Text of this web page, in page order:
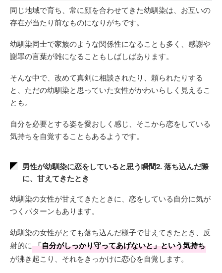
同じ地域で育ち、常に顔を合わせてきた幼馴染は、お互いの
存在が当たり前なものになりがちです。
幼馴染同士で家族のような関係性になることも多く、感謝や
謝罪の言葉が雑になることもしばしばあります。
そんな中で、改めて真剣に相談されたり、頼られたりする
と、ただの幼馴染と思っていた女性がかわいらしく見えるこ
とも。
自分を必要とする姿を愛おしく感じ、そこから恋をしている
気持ちを自覚することもあるようです。
男性が幼馴染に恋をしていると思う瞬間2. 落ち込んだ際
に、甘えてきたとき
幼馴染の女性が甘えてきたときに、恋をしている自分に気が
つくパターンもあります。
幼馴染の女性がとても落ち込んだ様子で甘えてきたとき、反
射的に 「自分がしっかり守ってあげないと」という気持ち
が沸き起こり、それをきっかけに恋心を自覚します。